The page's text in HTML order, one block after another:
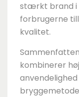
stærkt brand i
forbrugerne
kvalitet.
kombinerer